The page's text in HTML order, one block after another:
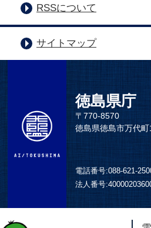
RSSについて
サイトマップ
徳島県庁
〒770-8570
徳島県徳島市万代
電話番号:088-621-
法人番号: